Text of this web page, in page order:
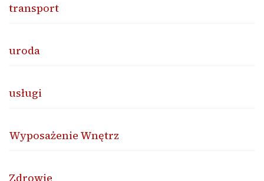
transport
uroda
usługi
Wyposażenie Wnętrz
Zdrowie